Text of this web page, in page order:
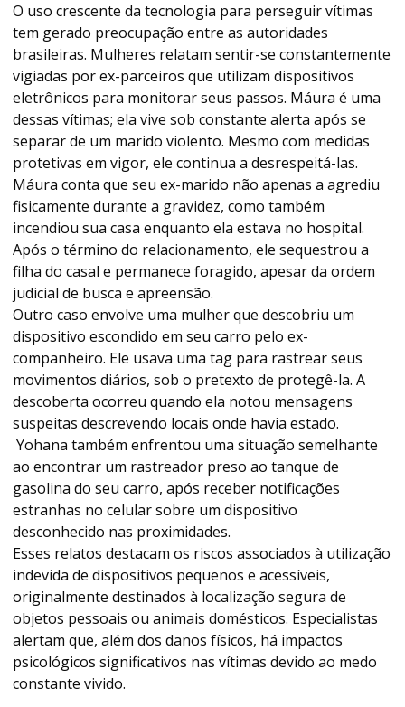
O uso crescente da tecnologia para perseguir vítimas
tem gerado preocupação entre as autoridades
brasileiras. Mulheres relatam sentir-se constantemente
vigiadas por ex-parceiros que utilizam dispositivos
eletrônicos para monitorar seus passos. Máura é uma
dessas vítimas; ela vive sob constante alerta após se
separar de um marido violento. Mesmo com medidas
protetivas em vigor, ele continua a desrespeitá-las.
Máura conta que seu ex-marido não apenas a agrediu
fisicamente durante a gravidez, como também
incendiou sua casa enquanto ela estava no hospital.
Após o término do relacionamento, ele sequestrou a
filha do casal e permanece foragido, apesar da ordem
judicial de busca e apreensão.
Outro caso envolve uma mulher que descobriu um
dispositivo escondido em seu carro pelo ex-
companheiro. Ele usava uma tag para rastrear seus
movimentos diários, sob o pretexto de protegê-la. A
descoberta ocorreu quando ela notou mensagens
suspeitas descrevendo locais onde havia estado.
Yohana também enfrentou uma situação semelhante
ao encontrar um rastreador preso ao tanque de
gasolina do seu carro, após receber notificações
estranhas no celular sobre um dispositivo
desconhecido nas proximidades.
Esses relatos destacam os riscos associados à utilização
indevida de dispositivos pequenos e acessíveis,
originalmente destinados à localização segura de
objetos pessoais ou animais domésticos. Especialistas
alertam que, além dos danos físicos, há impactos
psicológicos significativos nas vítimas devido ao medo
constante vivido.